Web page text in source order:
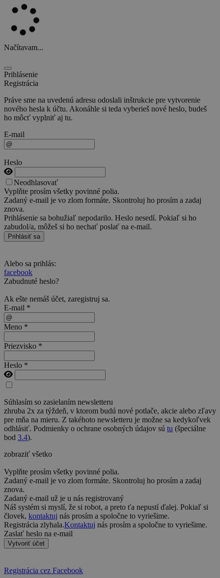
Načítavam...
Prihlásenie
Registrácia
Práve sme na uvedenú adresu odoslali inštrukcie pre vytvorenie
nového hesla k účtu. Akonáhle si teda vyberieš nové heslo, budeš
ho môcť vyplniť aj tu.
E-mail
Heslo
Neodhlasovať
Vyplňte prosím všetky povinné polia.
Zadaný e-mail je vo zlom formáte. Skontroluj ho prosím a zadaj
znova.
Prihlásenie sa bohužiaľ nepodarilo. Heslo nesedí. Pokiaľ si ho
zabudol/a, môžeš si ho nechať poslať na e-mail.
Prihlásiť sa
Alebo sa prihlás:
facebook
Zabudnuté heslo?
Ak ešte nemáš účet, zaregistruj sa.
E-mail *
Meno *
Priezvisko *
Heslo *
Súhlasím so zasielaním newsletteru
zhruba 2x za týždeň, v ktorom budú nové potlače, akcie alebo zľavy
pre mňa na mieru. Z takéhoto newsletteru je možne sa kedykoľvek
odhlásiť. Podmienky o ochrane osobných údajov sú tu (špeciálne
bod 3.4).
zobraziť všetko
Vyplňte prosím všetky povinné polia.
Zadaný e-mail je vo zlom formáte. Skontroluj ho prosím a zadaj
znova.
Zadaný e-mail už je u nás registrovaný
Náš systém si myslí, že si robot, a preto ťa nepustí ďalej. Pokiaľ si
človek, kontaktuj nás prosím a spoločne to vyriešime.
Registrácia zlyhala.Kontaktuj nás prosím a spoločne to vyriešime.
Zaslať heslo na e-mail
Vytvoriť účet
Registrácia cez Facebook